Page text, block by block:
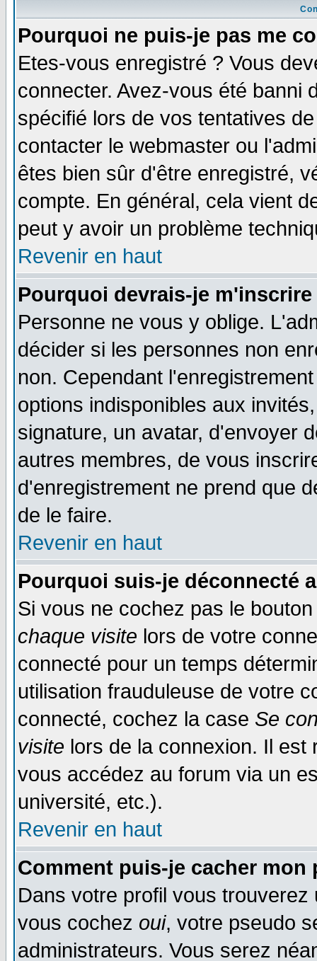
Pourquoi ne puis-je pas me
Etes-vous enregistré ? Vous
connecter. Avez-vous été banni
spécifié lors de vos tentatives
contacter le webmaster ou
êtes bien sûr d'être enregistré,
compte. En général, cela vient
peut y avoir un problème
Revenir en haut
Pourquoi devrais-je
Personne ne vous y oblige.
décider si les personnes non
non. Cependant
options indisponibles aux
signature, un avatar, d'envoyer
autres membres, de vous
d'enregistrement ne prend que
de le faire.
Revenir en haut
Pourquoi suis-je déconnecté
Si vous ne cochez pas le
chaque visite lors de votre
connecté pour un temps
utilisation frauduleuse de votre
connecté, cochez la case Se
visite lors de la connexion. Il
vous accédez au forum via un
université, etc.).
Revenir en haut
Comment puis-je cacher
Dans votre profil vous
vous cochez oui, votre pseudo
administrateurs. Vous serez